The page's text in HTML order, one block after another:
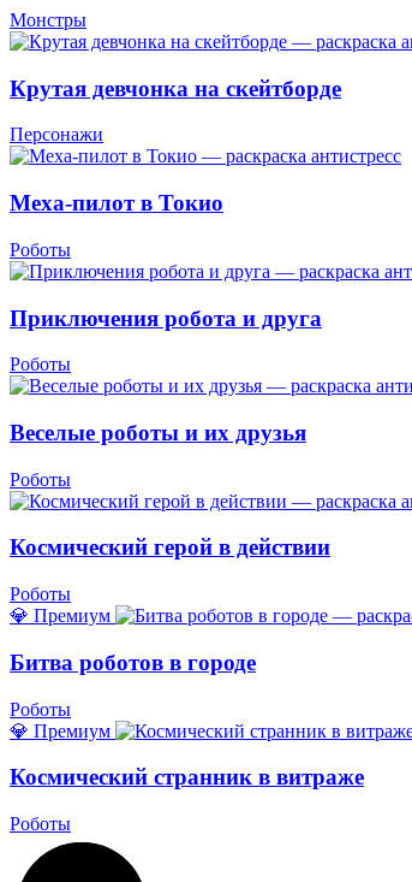
Монстры
Крутая девчонка на скейтборде
Персонажи
Меха-пилот в Токио
Роботы
Приключения робота и друга
Роботы
Веселые роботы и их друзья
Роботы
Космический герой в действии
Роботы
💎 Премиум
Битва роботов в городе
Роботы
💎 Премиум
Космический странник в витраже
Роботы